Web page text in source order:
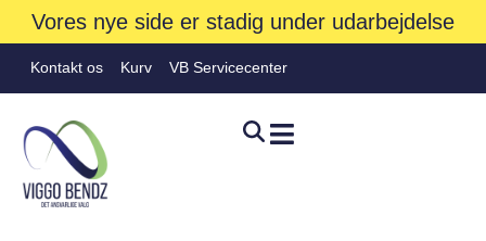
Vores nye side er stadig under udarbejdelse
Kontakt os Kurv VB Servicecenter